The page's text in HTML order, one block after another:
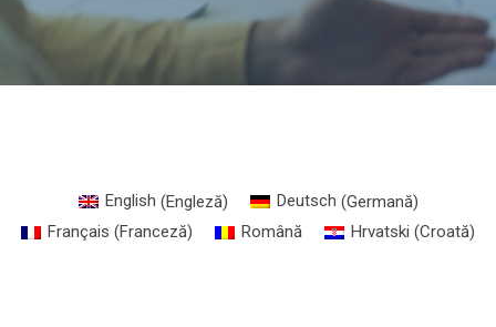
English (Engleză) Deutsch (Germană)
Français (Franceză) Română Hrvatski (Croată)